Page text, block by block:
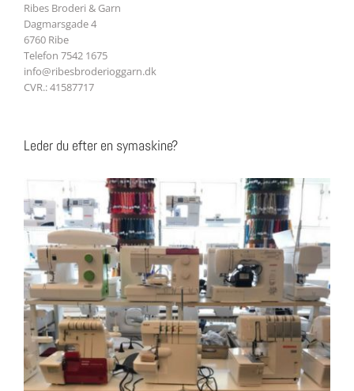
Ribes Broderi & Garn
Dagmarsgade 4
6760 Ribe
Telefon 7542 1675
info@ribesbroderioggarn.dk
CVR.: 41587717
Leder du efter en symaskine?